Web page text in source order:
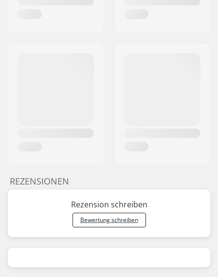
REZENSIONEN
Rezension schreiben
Bewertung schreiben